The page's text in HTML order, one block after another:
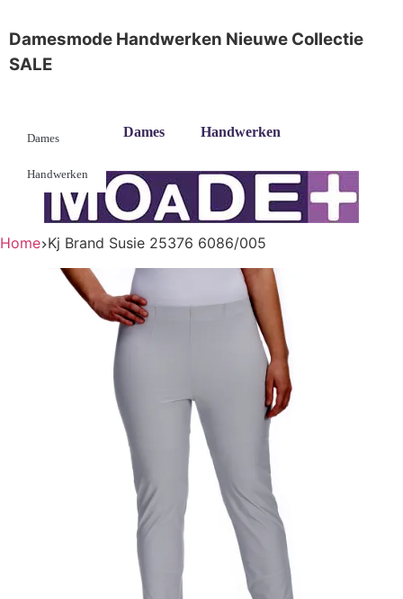
Damesmode Handwerken Nieuwe Collectie
SALE
Dames Handwerken
Dames
Handwerken
Home Kj Brand Susie 25376 6086/005